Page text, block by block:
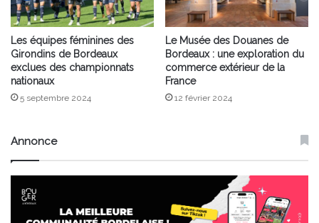
Les équipes féminines des
Girondins de Bordeaux
exclues des championnats
nationaux
5 septembre 2024
Le Musée des Douanes de
Bordeaux : une exploration du
commerce extérieur de la
France
12 février 2024
Annonce